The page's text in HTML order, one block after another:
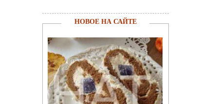
НОВОЕ НА САЙТЕ